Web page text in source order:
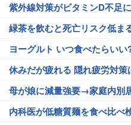
紫外線対策がビタミンD不足に
緑茶を飲むと死亡リスク低ま
ヨーグルト いつ食べたらいい
休みだが疲れる 隠れ疲労対策
母が娘に減量強要→家庭内別
内科医が低糖質麺を食べ比べ